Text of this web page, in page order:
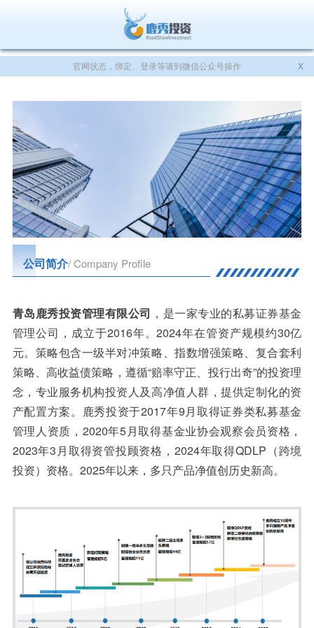
官网状态，绑定、登录等请到微信公众号操作 X
公司简介/ Company Profile
青岛鹿秀投资管理有限公司 ，是一家专业的私募证券基金
管理公司，成立于2016年。2024年在管资产规模约30亿
元。策略包含一级半对冲策略、指数增强策略、复合套利
策略、高收益债策略，遵循“赔率守正、投行出奇”的投资理
念，专业服务机构投资人及高净值人群，提供定制化的资
产配置方案。鹿秀投资于2017年9月取得证券类私募基金
管理人资质，2020年5月取得基金业协会观察会员资格，
2023年3月取得资管投顾资格，2024年取得QDLP（跨境
投资）资格。2025年以来，多只产品净值创历史新高。